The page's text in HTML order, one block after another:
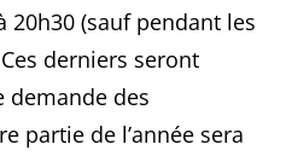
20h30 (sauf pendant les
derniers seront
demande des
partie de l’année sera